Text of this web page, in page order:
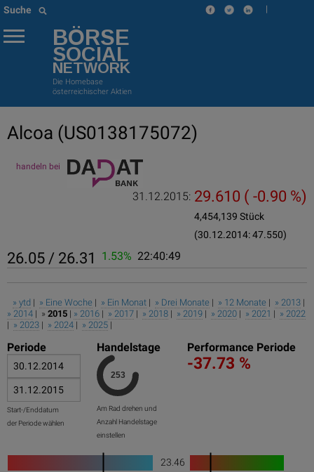
Suche |
BÖRSE
SOCIAL
NETWORK
Die Homebase
österreichischer Aktien
Alcoa (US0138175072)
handeln bei
31.12.2015: 29.610 ( -0.90 %)
4,454,139 Stück
(30.12.2014: 47.550)
26.05 / 26.31 1.53% 22:40:49
» ytd | » Eine Woche | » Ein Monat | » Drei Monate | » 12 Monate | » 2013 |
» 2014 | » 2015 | » 2016 | » 2017 | » 2018 | » 2019 | » 2020 | » 2021 | » 2022
| » 2023 | » 2024 | » 2025 |
Periode
Start-/Enddatum
der Periode wählen
Handelstage
Am Rad drehen und
Anzahl Handelstage
einstellen
Performance Periode
-37.73 %
23.46
1